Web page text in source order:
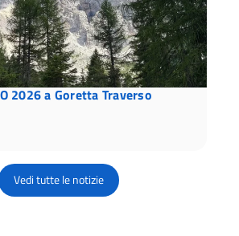
2026 a Goretta Traverso
Vedi tutte le notizie